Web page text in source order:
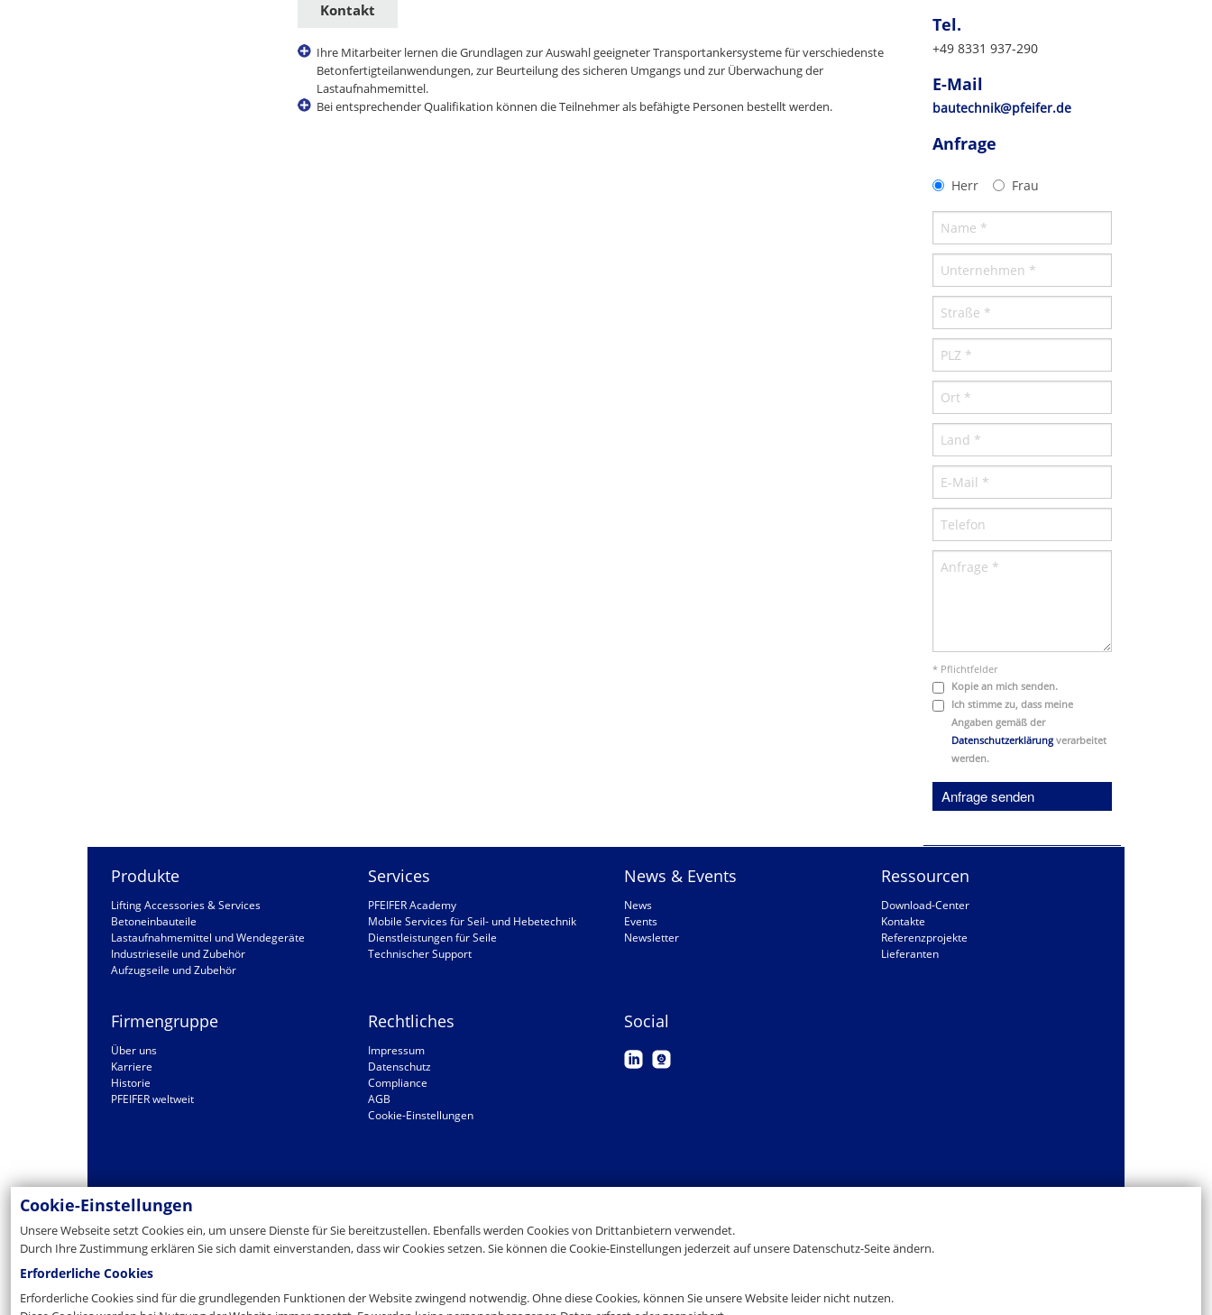
Kontakt
Ihre Mitarbeiter lernen die Grundlagen zur Auswahl geeigneter Transportankersysteme für verschiedenste
Betonfertigteilanwendungen, zur Beurteilung des sicheren Umgangs und zur Überwachung der
Lastaufnahmemittel.
Bei entsprechender Qualifikation können die Teilnehmer als befähigte Personen bestellt werden.
Tel.
+49 8331 937-290
E-Mail
bautechnik@pfeifer.de
Anfrage
Herr Frau
* Pflichtfelder
Kopie an mich senden.
Ich stimme zu, dass meine
Angaben gemäß der
Datenschutzerklärungverarbeitet
werden.
Anfrage senden
Produkte
Lifting Accessories & Services
Betoneinbauteile
Lastaufnahmemittel und Wendegeräte
Industrieseile und Zubehör
Aufzugseile und Zubehör
Services
PFEIFER Academy
Mobile Services für Seil- und Hebetechnik
Dienstleistungen für Seile
Technischer Support
News & Events
News
Events
Newsletter
Ressourcen
Download-Center
Kontakte
Referenzprojekte
Lieferanten
Firmengruppe
Über uns
Karriere
Historie
PFEIFER weltweit
Rechtliches
Impressum
Datenschutz
Compliance
AGB
Cookie-Einstellungen
Social
Cookie-Einstellungen
Unsere Webseite setzt Cookies ein, um unsere Dienste für Sie bereitzustellen. Ebenfalls werden Cookies von Drittanbietern verwendet.
Durch Ihre Zustimmung erklären Sie sich damit einverstanden, dass wir Cookies setzen. Sie können die Cookie-Einstellungen jederzeit auf unsere Datenschutz-Seite ändern.
Erforderliche Cookies
Erforderliche Cookies sind für die grundlegenden Funktionen der Website zwingend notwendig. Ohne diese Cookies, können Sie unsere Website leider nicht nutzen.